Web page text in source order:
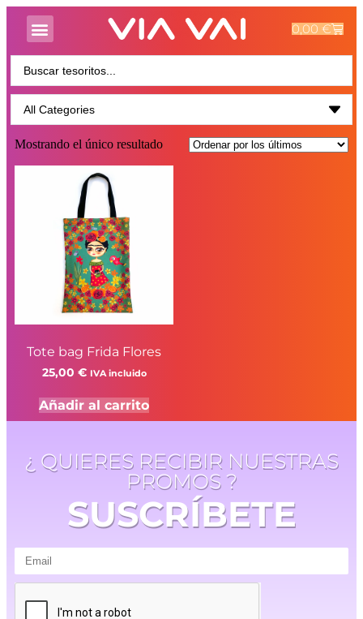
0,00€
Mostrando el único resultado
Tote bag Frida Flores
25,00 € IVA incluido
Añadir al carrito
¿ QUIERES RECIBIR NUESTRAS
PROMOS ?
SUSCRÍBETE